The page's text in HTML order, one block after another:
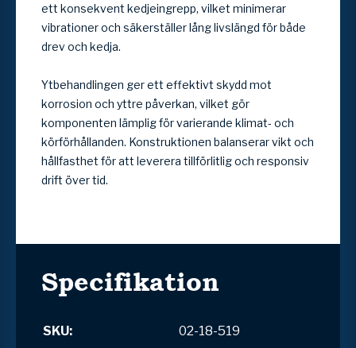
ett konsekvent kedjeingrepp, vilket minimerar
vibrationer och säkerställer lång livslängd för både
drev och kedja.
Ytbehandlingen ger ett effektivt skydd mot
korrosion och yttre påverkan, vilket gör
komponenten lämplig för varierande klimat- och
körförhållanden. Konstruktionen balanserar vikt och
hållfasthet för att leverera tillförlitlig och responsiv
drift över tid.
Specifikation
SKU: 02-18-519